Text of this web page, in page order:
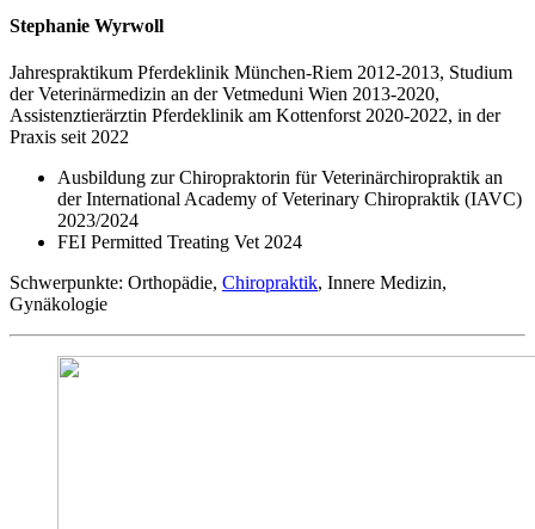
Stephanie Wyrwoll
Jahrespraktikum Pferdeklinik München-Riem 2012-2013, Studium
der Veterinärmedizin an der Vetmeduni Wien 2013-2020,
Assistenztierärztin Pferdeklinik am Kottenforst 2020-2022, in der
Praxis seit 2022
⁠Ausbildung zur Chiropraktorin für Veterinärchiropraktik an
der International Academy of Veterinary Chiropraktik (IAVC)
2023/2024
FEI Permitted Treating Vet 2024⁠
Schwerpunkte: Orthopädie, Chiropraktik, Innere Medizin,
Gynäkologie